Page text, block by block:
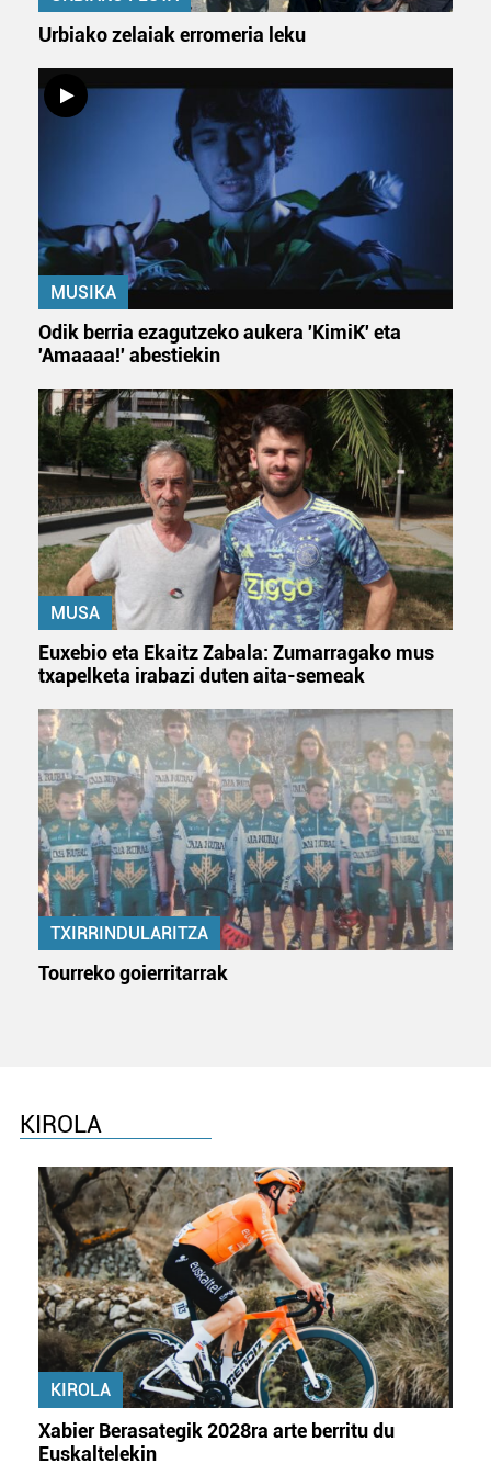
Urbiako zelaiak erromeria leku
MUSIKA
Odik berria ezagutzeko aukera 'KimiK' eta
'Amaaaa!' abestiekin
MUSA
Euxebio eta Ekaitz Zabala: Zumarragako mus
txapelketa irabazi duten aita-semeak
TXIRRINDULARITZA
Tourreko goierritarrak
KIROLA
KIROLA
Xabier Berasategik 2028ra arte berritu du
Euskaltelekin